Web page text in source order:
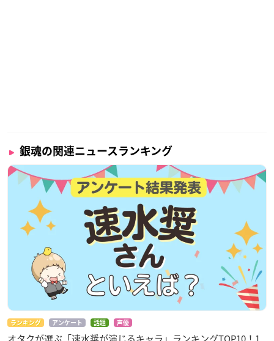
銀魂の関連ニュースランキング
ランキング アンケート 話題 声優
オタクが選ぶ「速水奨が演じるキャラ」ランキングTOP10！1